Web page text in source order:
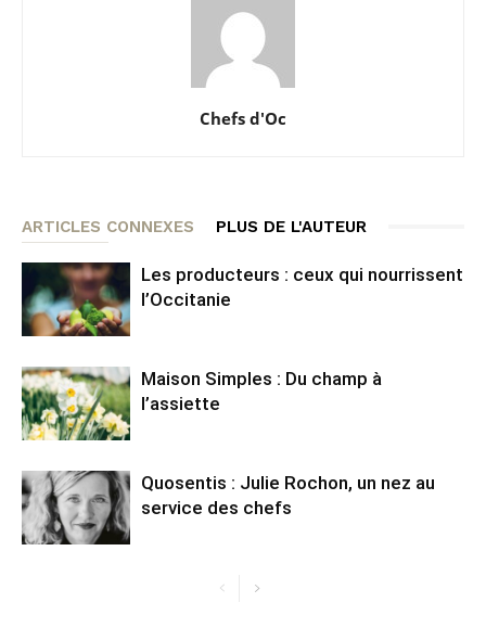
Chefs d'Oc
ARTICLES CONNEXES PLUS DE L'AUTEUR
Les producteurs : ceux qui nourrissent
l’Occitanie
Maison Simples : Du champ à
l’assiette
Quosentis : Julie Rochon, un nez au
service des chefs